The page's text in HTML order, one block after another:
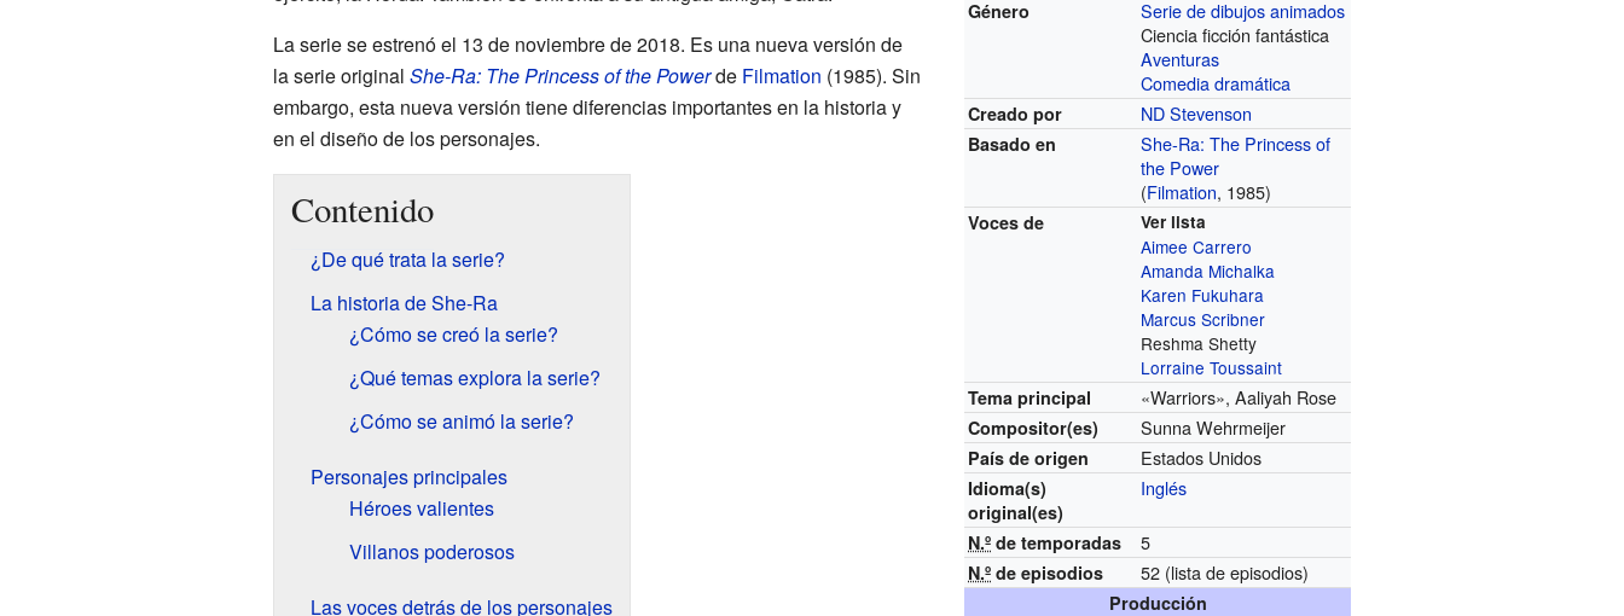
Género
Serie de dibujos animados
Ciencia ficción fantástica
Aventuras
Comedia dramática
Creado por ND Stevenson
Basado en
She-Ra: The Princess of
the Power
(Filmation, 1985)
Voces de Ver lista
Aimee Carrero
Amanda Michalka
Karen Fukuhara
Marcus Scribner
Reshma Shetty
Lorraine Toussaint
Tema principal
«Warriors», Aaliyah Rose
Compositor(es) Sunna Wehrmeijer
País de origen Estados Unidos
Idioma(s)
original(es)
Inglés
N.º de temporadas 5
N.º de episodios 52 (lista de episodios)
Producción
La serie se estrenó el 13 de noviembre de 2018. Es una nueva versión de
la serie original She-Ra: The Princess of the Powerde Filmation (1985). Sin
embargo, esta nueva versión tiene diferencias importantes en la historia y
en el diseño de los personajes.
Contenido
¿De qué trata la serie?
La historia de She-Ra
¿Cómo se creó la serie?
¿Qué temas explora la serie?
¿Cómo se animó la serie?
Personajes principales
Héroes valientes
Villanos poderosos
Las voces detrás de los personajes